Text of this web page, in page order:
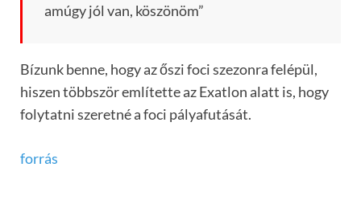
amúgy jól van, köszönöm”
Bízunk benne, hogy az őszi foci szezonra felépül,
hiszen többször említette az Exatlon alatt is, hogy
folytatni szeretné a foci pályafutását.
forrás